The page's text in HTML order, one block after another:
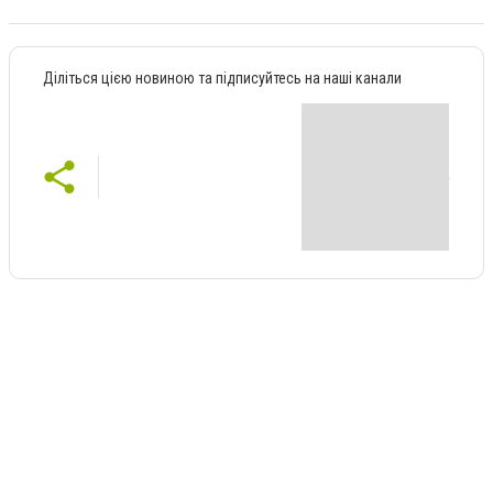
Діліться цією новиною та підписуйтесь на наші канали